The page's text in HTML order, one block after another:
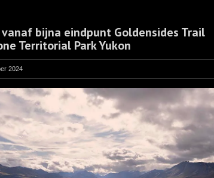
bijna eindpunt Goldensides Trail
Territorial Park Yukon
2024